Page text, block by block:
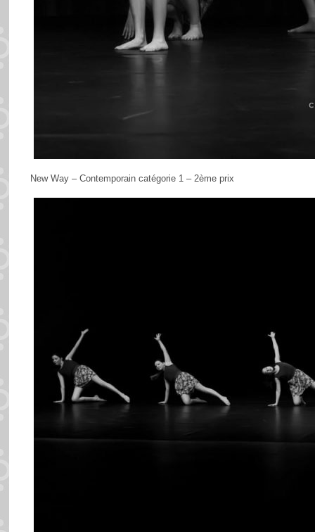
New Way – Contemporain catégorie 1 – 2ème prix